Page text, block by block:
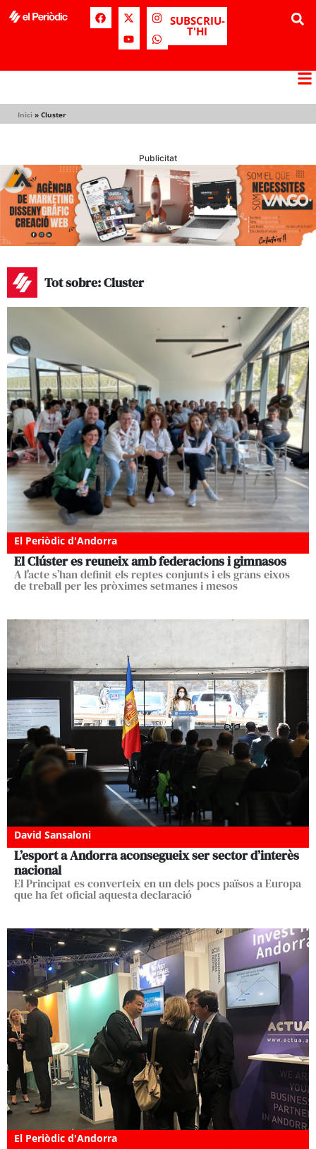
SUBSCRIU-
T'HI
Inici » Cluster
Publicitat
Tot sobre: Cluster
El Periòdic d'Andorra
El Clúster es reuneix amb federacions i gimnasos
A l'acte s’han definit els reptes conjunts i els grans eixos
de treball per les pròximes setmanes i mesos
David Sansaloni
L’esport a Andorra aconsegueix ser sector d’interès
nacional
El Principat es converteix en un dels pocs països a Europa
que ha fet oficial aquesta declaració
El Periòdic d'Andorra